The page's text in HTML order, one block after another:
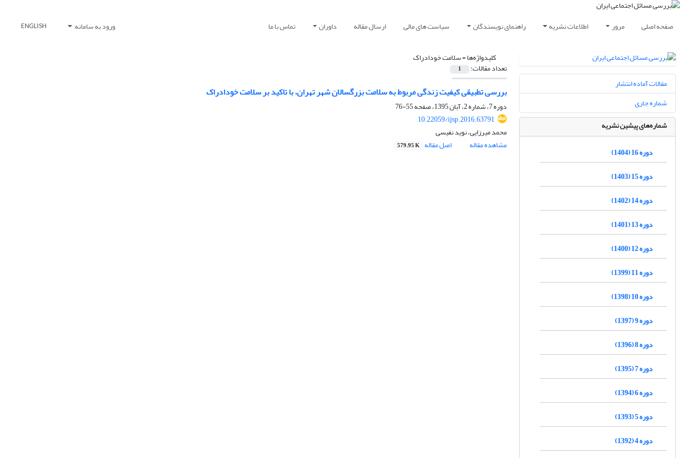
صفحه اصلی مرور اطلاعات نشریه راهنمای نویسندگان سیاست های مالی ارسال مقاله داوران تماس با ما ورود به سامانه ENGLISH
کلیدواژه‌ها =سلامت خودادراک
تعداد مقالات: 1
بررسی تطبیقی کیفیت زندگی مربوط به سلامت بزرگسالان شهر تهران، با تاکید بر سلامت خودادراک
دوره 7، شماره 2، آبان 1395، صفحه
55-76
10.22059/ijsp.2016.63791
محمد میرزایی، نوید نفیسی
مشاهده مقاله
اصل مقاله 579.95 K
مقالات آماده انتشار
شماره جاری
شماره‌های پیشین نشریه
دوره 16 (1404)
دوره 15 (1403)
دوره 14 (1402)
دوره 13 (1401)
دوره 12 (1400)
دوره 11 (1399)
دوره 10 (1398)
دوره 9 (1397)
دوره 8 (1396)
دوره 7 (1395)
دوره 6 (1394)
دوره 5 (1393)
دوره 4 (1392)